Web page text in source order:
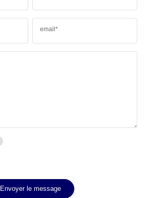
email*
Envoyer le message